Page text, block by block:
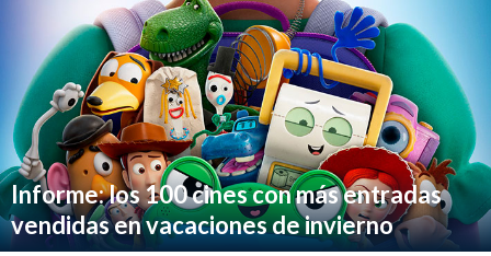
Informe: los 100 cines con más entradas
vendidas en vacaciones de invierno